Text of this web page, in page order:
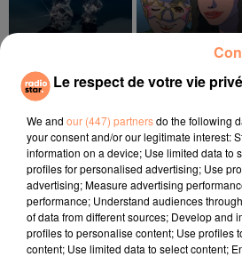
CHRISTOPHE WILLEM
Systaime
ELTON JOHN, DUA
Cold Heart (pnau
l'horoscope
Le respect de votre vie
We and our (447) partnersdo the following
your consent and/or our legitimate interest:
information on a device; Use limited data to
profiles for personalised advertising; Use
advertising; Measure advertising
performance; Understand audiences
of data from different sources; Develop and
profiles to personalise content; Use profiles
content; Use limited data to select content;